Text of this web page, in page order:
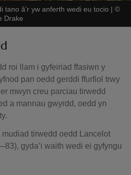
tano â’r yw anferth wedi eu tocio | ©
Drake
roi llam i gyfeiriad ffasiwn y
pan oedd gerddi ffurfiol trwy
mwyn creu parciau tirwedd
a mannau gwyrdd, oedd yn
tirwedd oedd Lancelot
gyda’i waith wedi ei gyfyngu